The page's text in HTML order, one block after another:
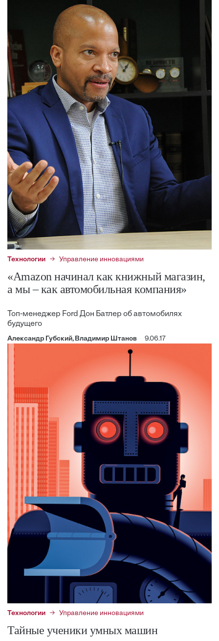
Технологии Управление инновациями
«Amazon начинал как книжный магазин,
а мы – как автомобильная компания»
Топ-менеджер Ford Дон Батлер об автомобилях
будущего
Александр Губский, Владимир Штанов 9.06.17
Технологии Управление инновациями
Тайные ученики умных машин